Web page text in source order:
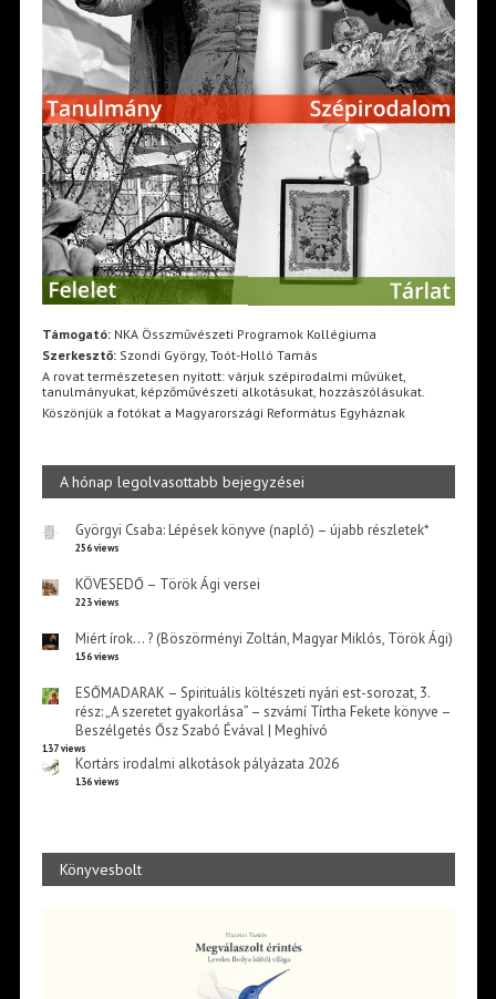
Támogató:NKA Összművészeti Programok Kollégiuma
Szerkesztő:Szondi György, Toót-Holló Tamás
A rovat természetesen nyitott: várjuk szépirodalmi művüket,
tanulmányukat, képzőművészeti alkotásukat, hozzászólásukat.
Köszönjük a fotókat a Magyarországi Református Egyháznak
A hónap legolvasottabb bejegyzései
Györgyi Csaba: Lépések könyve (napló) – újabb részletek*
256 views
KÖVESEDŐ – Török Ági versei
223 views
Miért írok… ? (Böszörményi Zoltán, Magyar Miklós, Török Ági)
156 views
ESŐMADARAK – Spirituális költészeti nyári est-sorozat, 3.
rész: „A szeretet gyakorlása” – szvámí Tírtha Fekete könyve –
Beszélgetés Ősz Szabó Évával | Meghívó
137 views
Kortárs irodalmi alkotások pályázata 2026
136 views
Könyvesbolt